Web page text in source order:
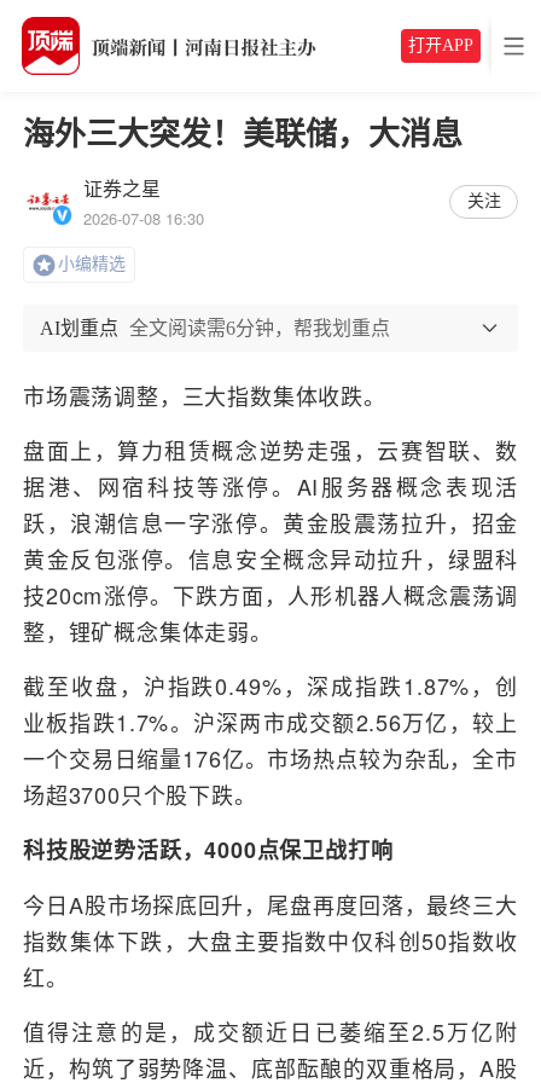
打开APP
海外三大突发！美联储，大消息
证券之星
2026-07-08 16:30
关注
小编精选
AI划重点 全文阅读需6分钟，帮我划重点
市场震荡调整，三大指数集体收跌。
盘面上，算力租赁概念逆势走强，云赛智联、数
据港、网宿科技等涨停。AI服务器概念表现活
跃，浪潮信息一字涨停。黄金股震荡拉升，招金
黄金反包涨停。信息安全概念异动拉升，绿盟科
技20cm涨停。下跌方面，人形机器人概念震荡调
整，锂矿概念集体走弱。
截至收盘，沪指跌0.49%，深成指跌1.87%，创
业板指跌1.7%。沪深两市成交额2.56万亿，较上
一个交易日缩量176亿。市场热点较为杂乱，全市
场超3700只个股下跌。
科技股逆势活跃，4000点保卫战打响
今日A股市场探底回升，尾盘再度回落，最终三大
指数集体下跌，大盘主要指数中仅科创50指数收
红。
值得注意的是，成交额近日已萎缩至2.5万亿附
近，构筑了弱势降温、底部酝酿的双重格局，A股